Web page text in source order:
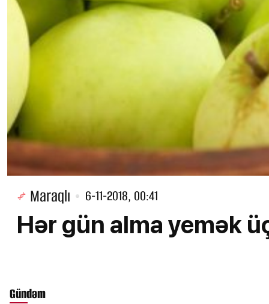
Maraqlı 6-11-2018, 00:41
Hər gün alma yemək
Gündəm